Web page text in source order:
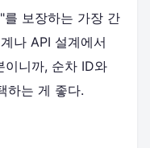
보장하는 가장 간
나 API 설계에서
이니까, 순차 ID와
하는 게 좋다.